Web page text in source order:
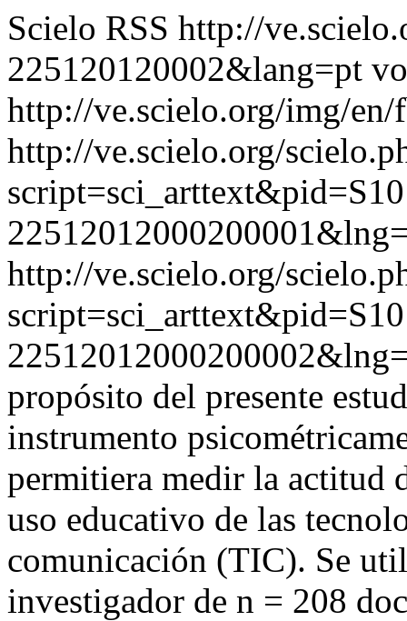
Scielo RSS http://
225120120002&lang=pt
http://ve.scielo.org/img/
http://ve.scielo.org/
http://ve.scielo.org/
propósito del presente
instrumento
permitiera medir la actitud
uso educativo de las
comunicación (TIC). Se
investigador de n = 208